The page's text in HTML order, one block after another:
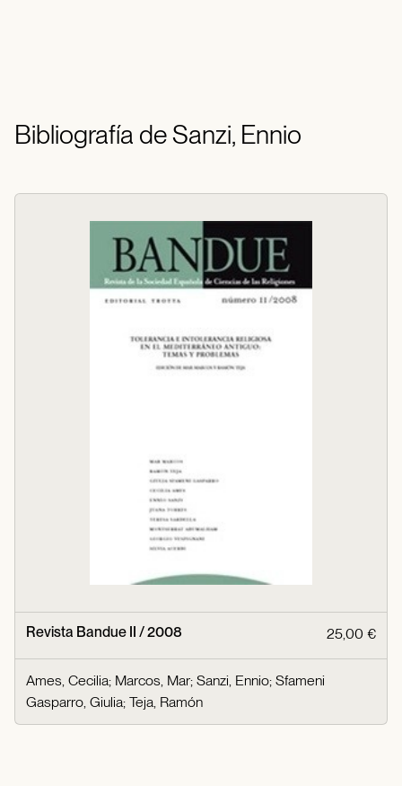
Bibliografía de Sanzi, Ennio
Revista Bandue II / 2008 25,00 €
Ames, Cecilia; Marcos, Mar; Sanzi, Ennio; Sfameni
Gasparro, Giulia; Teja, Ramón